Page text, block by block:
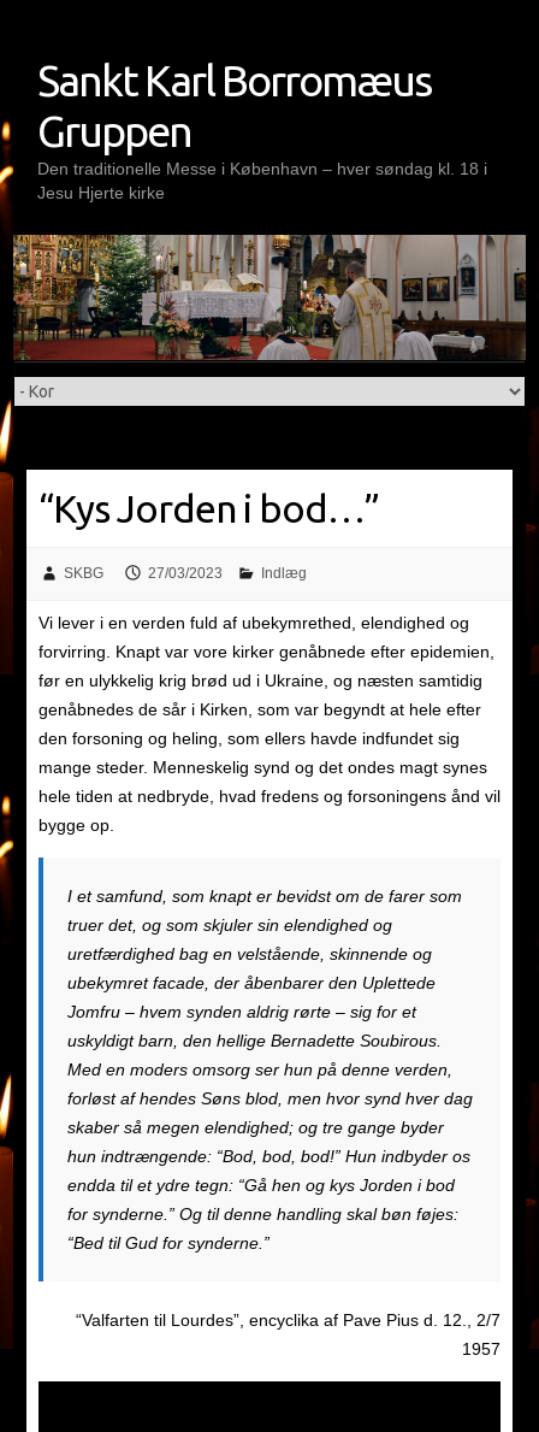
contentSankt Karl Borromæus
Gruppen
Den traditionelle Messe i København – hver søndag kl. 18 i
Jesu Hjerte kirke
“Kys Jorden i bod…”
SKBG 27/03/2023 Indlæg
Vi lever i en verden fuld af ubekymrethed, elendighed og
forvirring. Knapt var vore kirker genåbnede efter epidemien,
før en ulykkelig krig brød ud i Ukraine, og næsten samtidig
genåbnedes de sår i Kirken, som var begyndt at hele efter
den forsoning og heling, som ellers havde indfundet sig
mange steder. Menneskelig synd og det ondes magt synes
hele tiden at nedbryde, hvad fredens og forsoningens ånd vil
bygge op.
I et samfund, som knapt er bevidst om de farer som
truer det, og som skjuler sin elendighed og
uretfærdighed bag en velstående, skinnende og
ubekymret facade, der åbenbarer den Uplettede
Jomfru – hvem synden aldrig rørte – sig for et
uskyldigt barn, den hellige Bernadette Soubirous.
Med en moders omsorg ser hun på denne verden,
forløst af hendes Søns blod, men hvor synd hver dag
skaber så megen elendighed; og tre gange byder
hun indtrængende: “Bod, bod, bod!” Hun indbyder os
endda til et ydre tegn: “Gå hen og kys Jorden i bod
for synderne.” Og til denne handling skal bøn føjes:
“Bed til Gud for synderne.”
“Valfarten til Lourdes”, encyclika af Pave Pius d. 12., 2/7
1957